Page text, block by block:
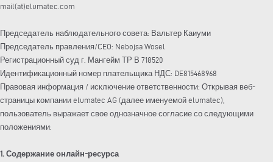
mail(at)elumatec.com
Председатель наблюдательного совета: Вальтер Каиуми
Председатель правления/CEO: Nebojsa Wosel
Регистрационный суд г. Мангейм ТР В 718520
Идентификационный номер плательщика НДС: DE815468968
Правовая информация / исключение ответственности: Открывая веб-
страницы компании elumatec AG (далее именуемой elumatec),
пользователь выражает свое однозначное согласие со следующими
положениями:
1. Содержание онлайн-ресурса